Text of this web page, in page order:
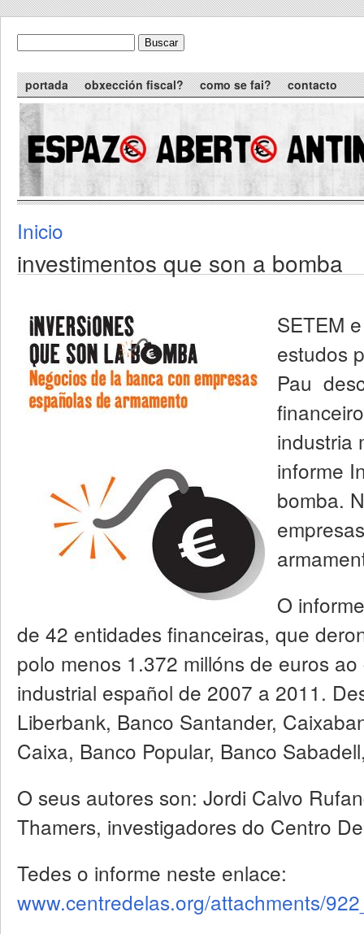
formulario de busca
Main menu
portada obxección fiscal? como se fai? contacto
You are here
Inicio
investimentos que son a bomba
SETEM
estudos
Pau
industria
informe
bomba.
O
de 42 entidades financeiras, que
polo menos 1.372 millóns de euros ao
industrial español de 2007 a 2011.
Liberbank, Banco Santander,
Caixa, Banco Popular, Banco
O seus autores son: Jordi Calvo
Thamers, investigadores do Centro
Tedes o informe neste enlace:
www.centredelas.org/attachments/